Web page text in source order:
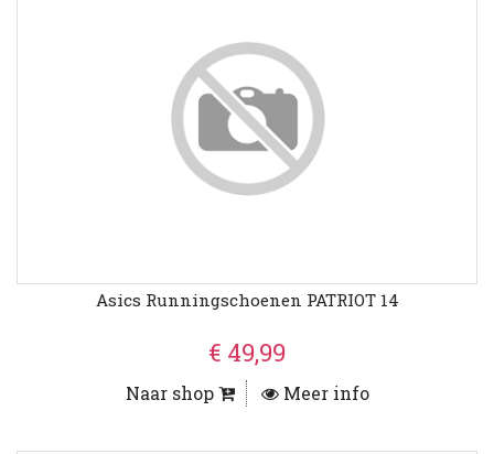
Asics Runningschoenen PATRIOT 14
€ 49,99
Naar shop Meer info